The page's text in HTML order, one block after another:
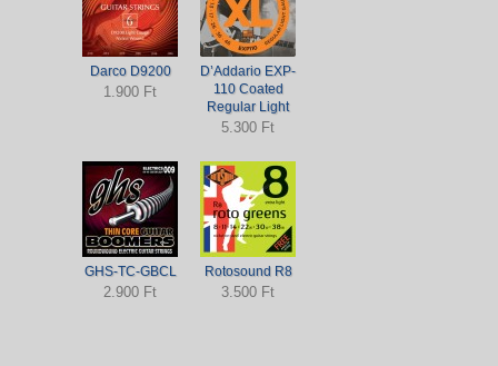
Darco D9200
1.900 Ft
D’Addario EXP-
110 Coated
Regular Light
5.300 Ft
GHS-TC-GBCL
2.900 Ft
Rotosound R8
3.500 Ft